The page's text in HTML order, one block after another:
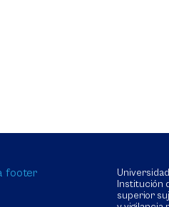
Institución
superior